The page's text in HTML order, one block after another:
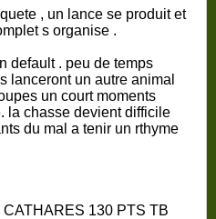
, un lance se produit et
s organise .
default . peu de temps
lanceront un autre animal
un court moments
la chasse devient difficile
du mal a tenir un rthyme
130 PTS TB